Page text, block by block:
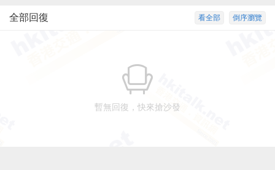
倒序瀏覽
看全部
全部回復
暫無回復，快來搶沙發